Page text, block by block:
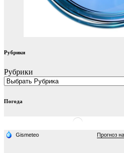
Рубрики
Рубрики
Погода